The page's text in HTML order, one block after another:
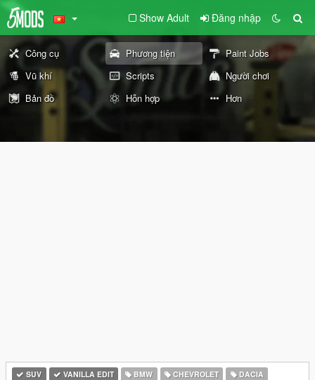
Show Adult Đăng nhập
Công cụ Phương tiện
Paint Jobs
Vũ khí
Scripts
Người chơi
Bản đồ
Hỗn hợp Hơn
SUV VANILLA EDIT BMW CHEVROLET
DACIA